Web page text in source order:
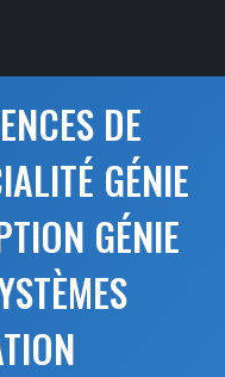
DE
GÉNIE
GÉNIE